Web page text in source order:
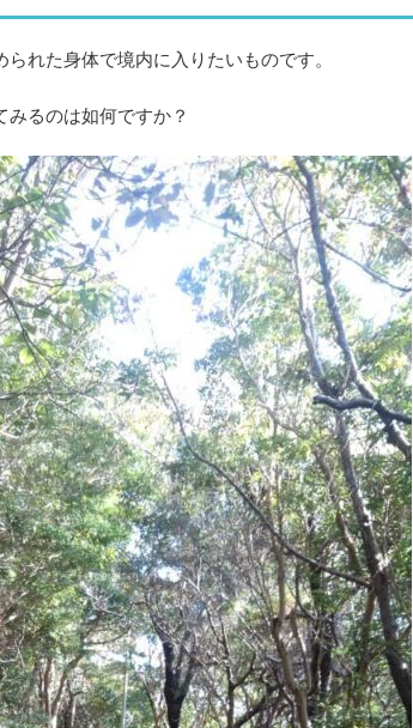
れた身体で境内に入りたいものです。
るのは如何ですか？